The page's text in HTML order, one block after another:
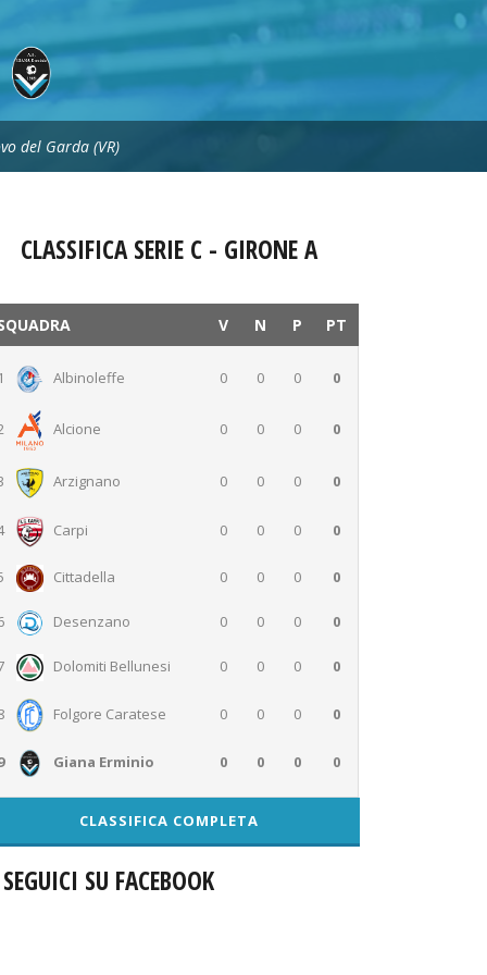
del Garda (VR)
CLASSIFICA SERIE C - GIRONE A
V N P PT
1 Albinoleffe 0 0 0 0
Alcione 0 0 0 0
Arzignano 0 0 0 0
Carpi 0 0 0 0
Cittadella 0 0 0 0
Desenzano 0 0 0 0
Dolomiti Bellunesi 0 0 0 0
Folgore Caratese 0 0 0 0
Giana Erminio 0 0 0 0
CLASSIFICA COMPLETA
SEGUICI SU FACEBOOK